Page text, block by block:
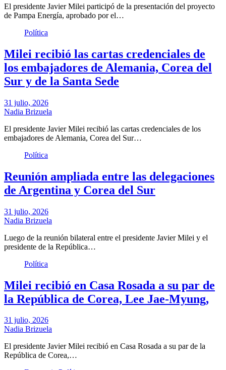
El presidente Javier Milei participó de la presentación del proyecto
de Pampa Energía, aprobado por el…
Política
Milei recibió las cartas credenciales de
los embajadores de Alemania, Corea del
Sur y de la Santa Sede
31 julio, 2026
Nadia Brizuela
El presidente Javier Milei recibió las cartas credenciales de los
embajadores de Alemania, Corea del Sur…
Política
Reunión ampliada entre las delegaciones
de Argentina y Corea del Sur
31 julio, 2026
Nadia Brizuela
Luego de la reunión bilateral entre el presidente Javier Milei y el
presidente de la República…
Política
Milei recibió en Casa Rosada a su par de
la República de Corea, Lee Jae-Myung,
31 julio, 2026
Nadia Brizuela
El presidente Javier Milei recibió en Casa Rosada a su par de la
República de Corea,…